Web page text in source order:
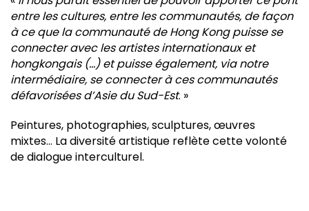
entre les cultures, entre les communautés, de façon
à ce que la communauté de Hong Kong puisse se
connecter avec les artistes internationaux et
hongkongais (…) et puisse également, via notre
intermédiaire, se connecter à ces communautés
défavorisées d’Asie du Sud-Est. »
Peintures, photographies, sculptures, œuvres
mixtes… La diversité artistique reflète cette volonté
de dialogue interculturel.